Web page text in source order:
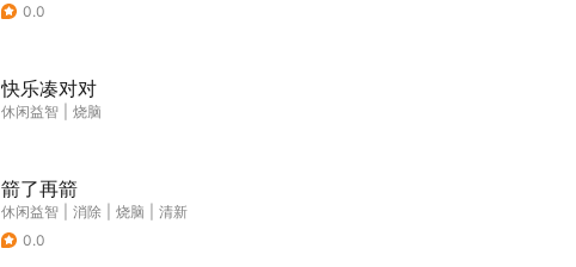
0.0
快乐凑对对
休闲益智 烧脑
箭了再箭
休闲益智 消除 烧脑
清新
0.0